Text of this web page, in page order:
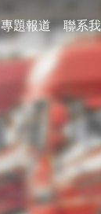
專題報道 聯系